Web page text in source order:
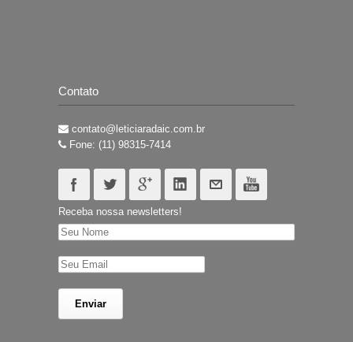
Contato
contato@leticiaradaic.com.br
Fone: (11) 98315-7414
Receba nossa newsletters!